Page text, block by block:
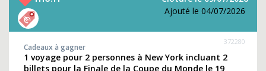
Ajouté le 04/07/2026
372280
Cadeaux à gagner
1 voyage pour 2 personnes à New York incluant 2
billets pour la Finale de la Coupe du Monde le 19